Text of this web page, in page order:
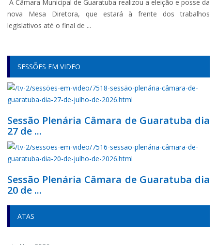
A Câmara Municipal de Guaratuba realizou a eleição e posse da
nova Mesa Diretora, que estará à frente dos trabalhos
legislativos até o final de ...
SESSÕES EM VIDEO
Sessão Plenária Câmara de Guaratuba dia
27 de ...
Sessão Plenária Câmara de Guaratuba dia
20 de ...
ATAS